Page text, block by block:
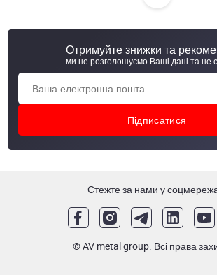
Миюча головка обертова 3/4" 360* thread
316
Миюча головка обертова 3/4" 360* thread
Отримуйте знижки та
ми не розголошуємо Ваші дані та не
Стежте за нами у
© AV metal group. Всі права